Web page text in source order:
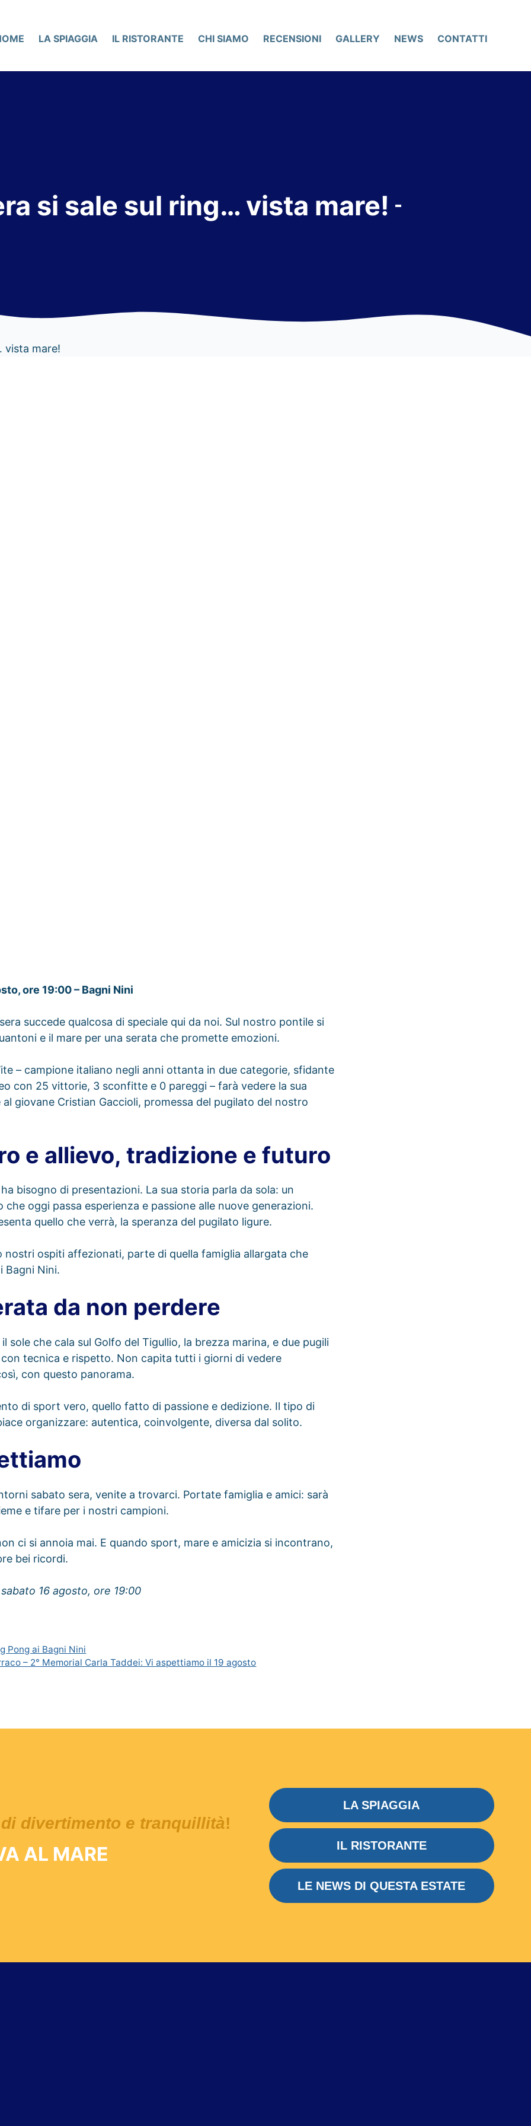
LA SPIAGGIA IL RISTORANTE CHI SIAMO RECENSIONI GALLERY NEWS CONTATTI
si sale sul ring… vista mare!
vista mare!
ore 19:00 – Bagni Nini
succede qualcosa di speciale qui da noi. Sul nostro pontile si
e il mare per una serata che promette emozioni.
– campione italiano negli anni ottanta in due categorie, sfidante
con 25 vittorie, 3 sconfitte e 0 pareggi – farà vedere la sua
al giovane Cristian Gaccioli, promessa del pugilato del nostro
e allievo, tradizione e futuro
bisogno di presentazioni. La sua storia parla da sola: un
che oggi passa esperienza e passione alle nuove generazioni.
quello che verrà, la speranza del pugilato ligure.
nostri ospiti affezionati, parte di quella famiglia allargata che
Bagni Nini.
da non perdere
sole che cala sul Golfo del Tigullio, la brezza marina, e due pugili
tecnica e rispetto. Non capita tutti i giorni di vedere
con questo panorama.
di sport vero, quello fatto di passione e dedizione. Il tipo di
organizzare: autentica, coinvolgente, diversa dal solito.
sabato sera, venite a trovarci. Portate famiglia e amici: sarà
e tifare per i nostri campioni.
ci si annoia mai. E quando sport, mare e amicizia si incontrano,
bei ricordi.
16 agosto, ore 19:00
Pong ai Bagni Nini
– 2° Memorial Carla Taddei: Vi aspettiamo il 19 agosto
divertimento e tranquillità!
AL MARE
LA SPIAGGIA
IL RISTORANTE
LE NEWS DI QUESTA ESTATE